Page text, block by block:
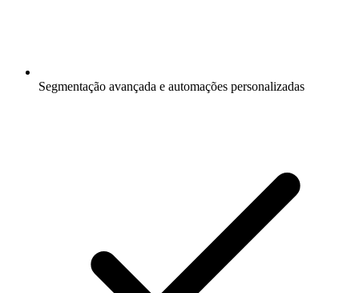
Segmentação avançada e automações personalizadas